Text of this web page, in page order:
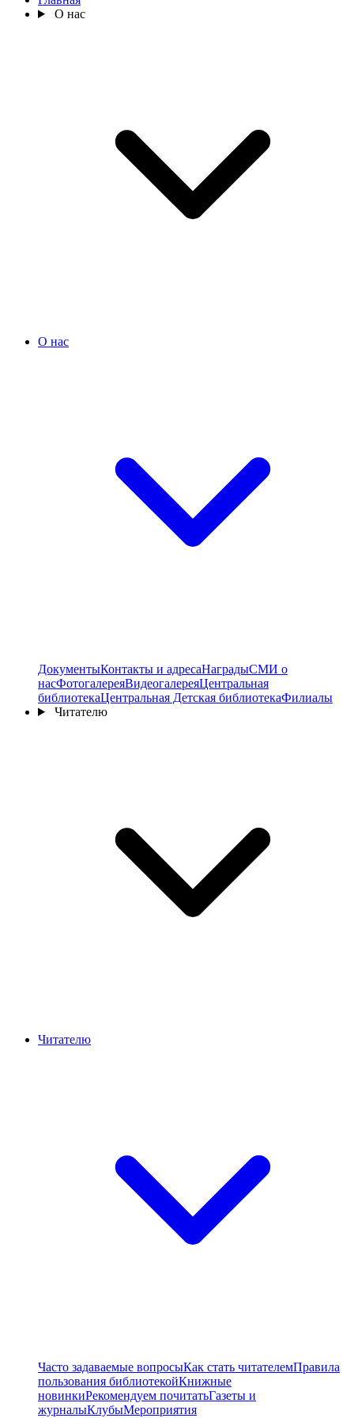
О нас
О нас
ДокументыКонтакты и адресаНаградыСМИ о
насФотогалереяВидеогалереяЦентральная
библиотекаЦентральная Детская библиотекаФилиалы
Читателю
Читателю
Часто задаваемые вопросыКак стать читателемПравила
пользования библиотекойКнижные
новинкиРекомендуем почитатьГазеты и
журналыКлубыМероприятия